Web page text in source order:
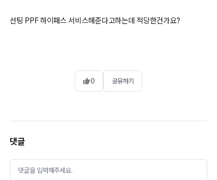
선팅 PPF 하이패스 서비스해준다고하는데 적당한건가요?
0 공유하기
댓글
댓글을 입력해주세요.